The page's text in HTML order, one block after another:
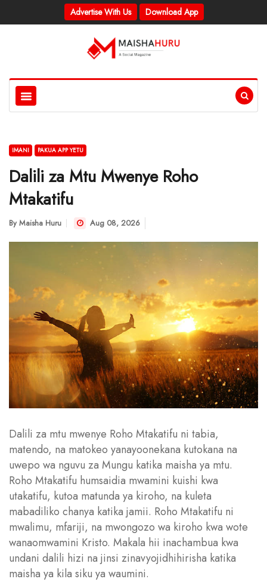
Advertise With Us Download App
IMANI PAKUA APP YETU
Dalili za Mtu Mwenye Roho
Mtakatifu
By Maisha Huru Aug 08, 2026
Dalili za mtu mwenye Roho Mtakatifu ni tabia,
matendo, na matokeo yanayoonekana kutokana na
uwepo wa nguvu za Mungu katika maisha ya mtu.
Roho Mtakatifu humsaidia mwamini kuishi kwa
utakatifu, kutoa matunda ya kiroho, na kuleta
mabadiliko chanya katika jamii. Roho Mtakatifu ni
mwalimu, mfariji, na mwongozo wa kiroho kwa wote
wanaomwamini Kristo. Makala hii inachambua kwa
undani dalili hizi na jinsi zinavyojidhihirisha katika
maisha ya kila siku ya waumini.